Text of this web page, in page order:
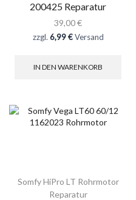
200425 Reparatur
39,00€
zzgl. 6,99 €Versand
IN DEN WARENKORB
Somfy HiPro LT Rohrmotor
Reparatur